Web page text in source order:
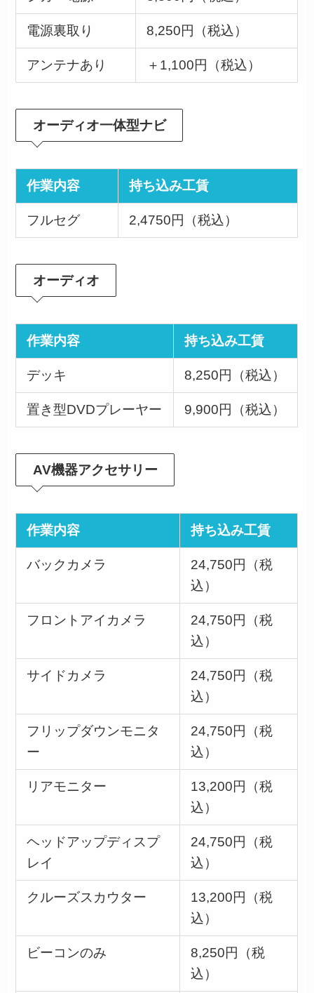
電源裏取り 8,250円（税込）
アンテナあり ＋1,100円（税込）
オーディオ一体型ナビ
作業内容 持ち込み工賃
フルセグ 2,4750円（税込）
オーディオ
作業内容 持ち込み工賃
デッキ 8,250円（税込）
置き型DVDプレーヤー 9,900円（税込）
AV機器アクセサリー
作業内容 持ち込み工賃
バックカメラ
24,750円（税
込）
フロントアイカメラ
24,750円（税
込）
サイドカメラ
24,750円（税
込）
フリップダウンモニタ
ー
24,750円（税
込）
リアモニター
13,200円（税
込）
ヘッドアップディスプ
レイ
24,750円（税
込）
クルーズスカウター
13,200円（税
込）
ビーコンのみ
8,250円（税
込）